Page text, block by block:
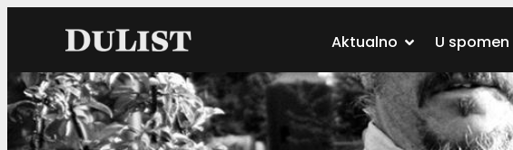
Aktualno U spomen